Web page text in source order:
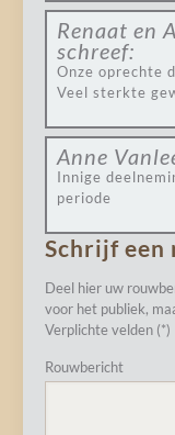
Renaat en
schreef:
Onze oprechte
Veel sterkte
Anne
Innige
periode
Schrijf
Deel hier uw
voor het publiek,
Verplichte velden (*)
Rouwbericht